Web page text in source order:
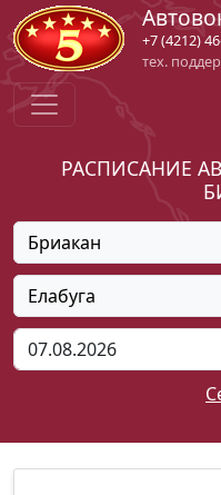
+7 (4212)
тех.
РАСПИСАНИЕ
Бриакан
Елабуга